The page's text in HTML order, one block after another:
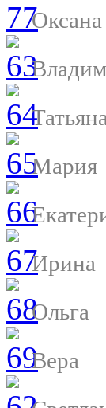
Оксана
Татьяна
Мария
Ирина
Ольга
Вера